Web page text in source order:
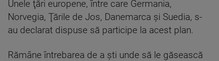
Unele ţări europene, între care Germania,
Norvegia, Ţările de Jos, Danemarca şi Suedia, s-
au declarat dispuse să participe la acest plan.
Rămâne întrebarea de a şti unde să le găsească